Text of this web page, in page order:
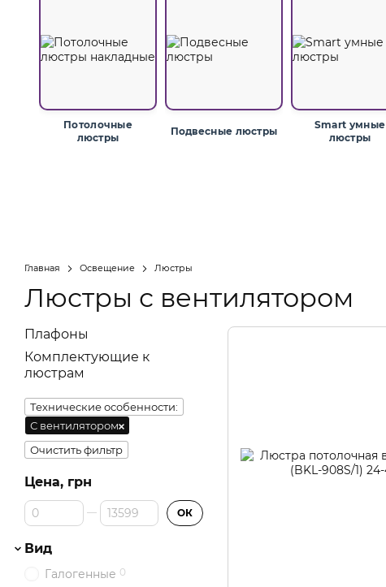
Потолочные
люстры
Подвесные люстры
Smart умные
люстры
Главная Освещение Люстры
Люстры с вентилятором
Плафоны
Комплектующие к
люстрам
Технические особенности:
С вентилятором
Очистить фильтр
Цена, грн
От Цена, грн
До Цена, грн ОК
Вид
Галогенные 0